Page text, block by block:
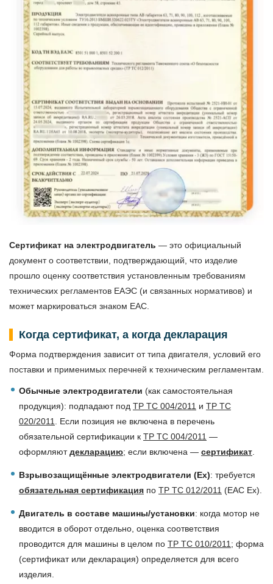
Сертификат на электродвигатель — это официальный
документ о соответствии, подтверждающий, что изделие
прошло оценку соответствия установленным требованиям
технических регламентов ЕАЭС (и связанных нормативов) и
может маркироваться знаком ЕАС.
Когда сертификат, а когда декларация
Форма подтверждения зависит от типа двигателя, условий его
поставки и применимых перечней к техническим регламентам.
Обычные электродвигатели (как самостоятельная
продукция): подпадают под ТР ТС 004/2011 и ТР ТС
020/2011
. Если позиция не включена в перечень
обязательной сертификации к ТР ТС 004/2011 —
оформляютдекларацию; если включена — сертификат
Взрывозащищённые электродвигатели (Ex): требуется
обязательная сертификация по ТР ТС 012/2011 (EAC Ex).
Двигатель в составе машины/установки: когда мотор не
вводится в оборот отдельно, оценка соответствия
проводится для машины в целом по ТР ТС 010/2011 ; форма
(сертификат или декларация) определяется для всего
изделия.